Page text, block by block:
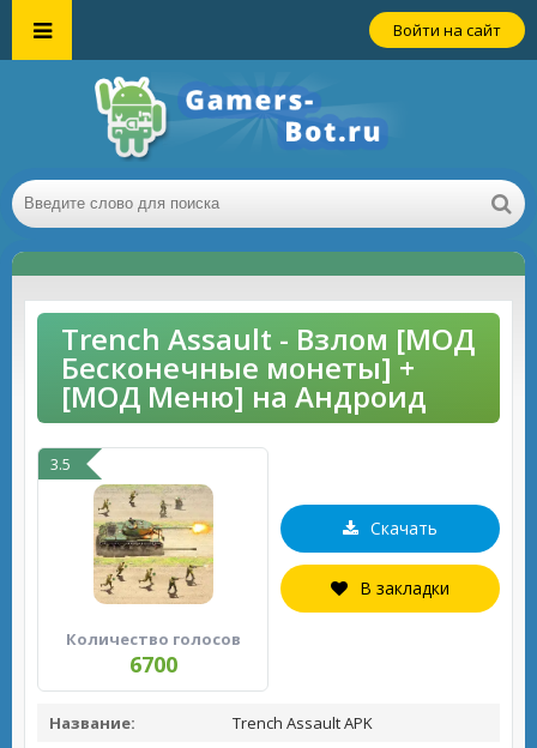
Войти на сайт
Trench Assault - Взлом [МОД
Бесконечные монеты] +
[МОД Меню] на Андроид
3.5
Количество голосов
6700
Скачать
В закладки
Название:
Trench Assault APK